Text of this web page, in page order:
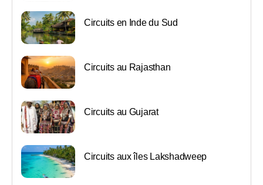
Circuits en Inde du Sud
Circuits au Rajasthan
Circuits au Gujarat
Circuits aux îles Lakshadweep